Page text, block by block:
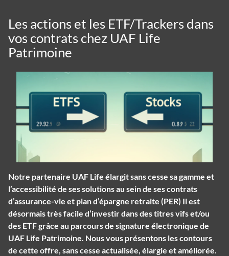
Les actions et les ETF/Trackers dans
vos contrats chez UAF Life
Patrimoine
Notre partenaire UAF Life élargit sans cesse sa gamme et
l’accessibilité de ses solutions au sein de ses contrats
d’assurance-vie et plan d’épargne retraite (PER) Il est
désormais très facile d’investir dans des titres vifs et/ou
des ETF grâce au parcours de signature électronique de
UAF Life Patrimoine. Nous vous présentons les contours
de cette offre, sans cesse actualisée, élargie et améliorée.